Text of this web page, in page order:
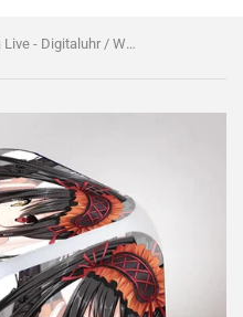
Anime/Manga Date a Live - Digitaluhr / Wecker (Licht+Temperatur+Datum)